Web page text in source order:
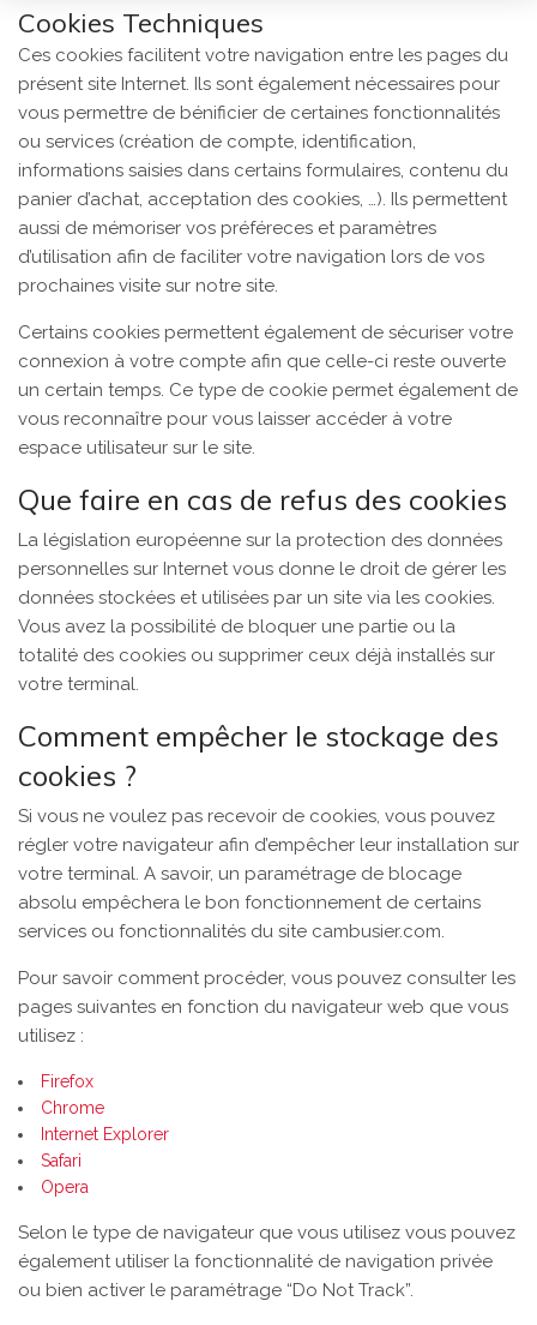
Cookies Techniques
Ces cookies facilitent votre navigation entre les pages du
présent site Internet. Ils sont également nécessaires pour
vous permettre de bénificier de certaines fonctionnalités
ou services (création de compte, identification,
informations saisies dans certains formulaires, contenu du
panier d’achat, acceptation des cookies, …). Ils permettent
aussi de mémoriser vos préféreces et paramètres
d’utilisation afin de faciliter votre navigation lors de vos
prochaines visite sur notre site.
Certains cookies permettent également de sécuriser votre
connexion à votre compte afin que celle-ci reste ouverte
un certain temps. Ce type de cookie permet également de
vous reconnaître pour vous laisser accéder à votre
espace utilisateur sur le site.
Que faire en cas de refus des cookies
La législation européenne sur la protection des données
personnelles sur Internet vous donne le droit de gérer les
données stockées et utilisées par un site via les cookies.
Vous avez la possibilité de bloquer une partie ou la
totalité des cookies ou supprimer ceux déjà installés sur
votre terminal.
Comment empêcher le stockage des
cookies ?
Si vous ne voulez pas recevoir de cookies, vous pouvez
régler votre navigateur afin d’empêcher leur installation sur
votre terminal. A savoir, un paramétrage de blocage
absolu empêchera le bon fonctionnement de certains
services ou fonctionnalités du site cambusier.com.
Pour savoir comment procéder, vous pouvez consulter les
pages suivantes en fonction du navigateur web que vous
utilisez :
Firefox
Chrome
Internet Explorer
Safari
Opera
Selon le type de navigateur que vous utilisez vous pouvez
également utiliser la fonctionnalité de navigation privée
ou bien activer le paramétrage “Do Not Track”.